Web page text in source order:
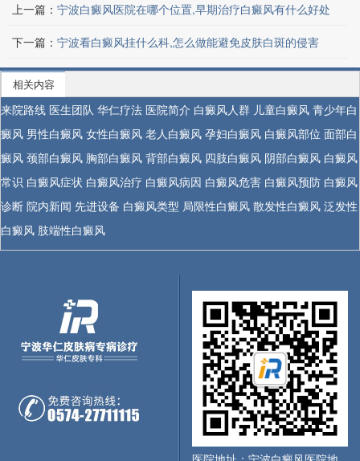
上一篇： 宁波白癜风医院在哪个位置,早期治疗白癜风有什么好处
下一篇： 宁波看白癜风挂什么科,怎么做能避免皮肤白斑的侵害
相关内容
来院路线 医生团队 华仁疗法 医院简介 白癜风人群 儿童白癜风 青少年白
癜风 男性白癜风 女性白癜风 老人白癜风 孕妇白癜风 白癜风部位 面部白
癜风 颈部白癜风 胸部白癜风 背部白癜风 四肢白癜风 阴部白癜风 白癜风
常识 白癜风症状 白癜风治疗 白癜风病因 白癜风危害 白癜风预防 白癜风
诊断 院内新闻 先进设备 白癜风类型 局限性白癜风 散发性白癜风 泛发性
白癜风 肢端性白癜风